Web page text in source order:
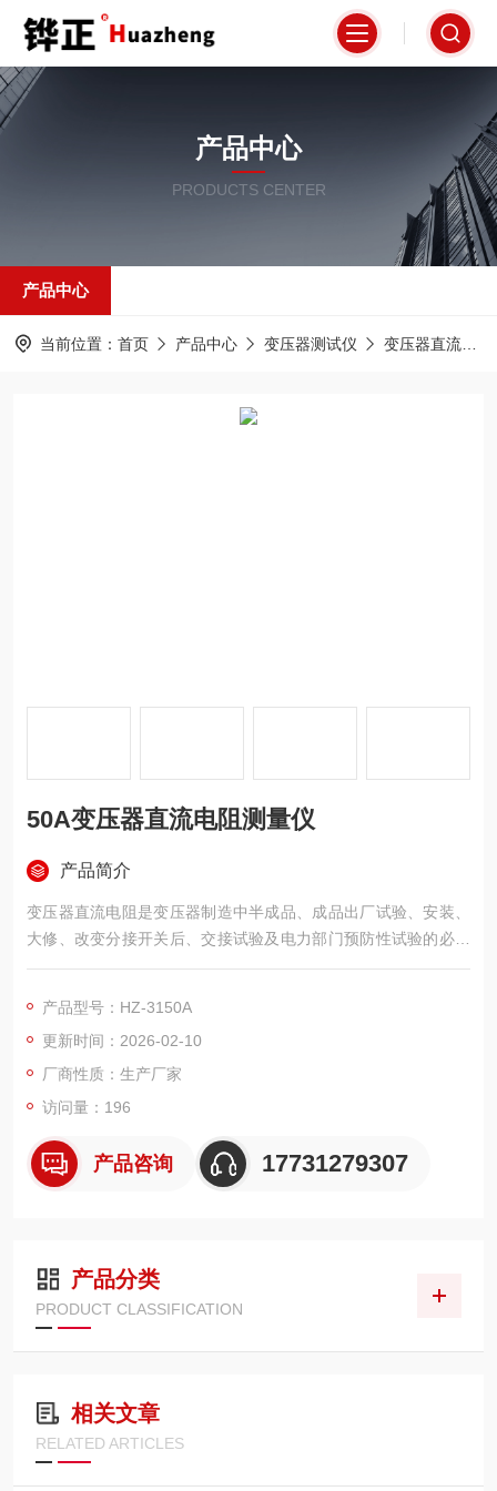
产品中心
PRODUCTS CENTER
产品中心
当前位置： 首页 产品中心 变压器测试仪 变压器直流电阻测试仪
50A变压器直流电阻测量仪
产品简介
变压器直流电阻是变压器制造中半成品、成品出厂试验、安装、
大修、改变分接开关后、交接试验及电力部门预防性试验的必测
项目。可以检查绕组接头的焊接质量和绕组有无匝间短路，50A
否良好以及分接开关实际位置与指示位置是否相符，引出线是否
有断裂，多股导线并绕是否有断股等情况。
产品型号：HZ-3150A
更新时间：2026-02-10
厂商性质：生产厂家
访问量：196
产品咨询 17731279307
产品分类
PRODUCT CLASSIFICATION
相关文章
RELATED ARTICLES